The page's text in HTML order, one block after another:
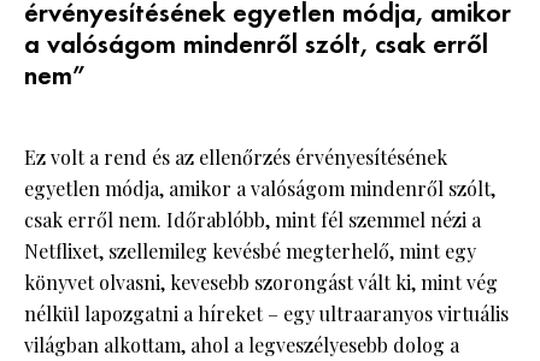
érvényesítésének egyetlen módja, amikor
a valóságom mindenről szólt, csak erről
nem”
Ez volt a rend és az ellenőrzés érvényesítésének
egyetlen módja, amikor a valóságom mindenről szólt,
csak erről nem. Időrablóbb, mint fél szemmel nézi a
Netflixet, szellemileg kevésbé megterhelő, mint egy
könyvet olvasni, kevesebb szorongást vált ki, mint vég
nélkül lapozgatni a híreket – egy ultraaranyos virtuális
világban alkottam, ahol a legveszélyesebb dolog a